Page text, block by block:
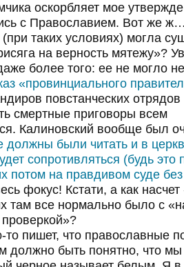
оскорбляет мое
с Православием. Вот же
таких условиях) могла
на верность мятежу»?
более того: ее не могло
«провинциального
повстанческих отрядов
смертные приговоры всем
Калиновский вообще был
должны были читать и в
сопротивляться (будь это
потом на правдивом суде
фокус! Кстати, а как насчет
там все нормально было с
то пишет, что православные
должно быть понятно, что